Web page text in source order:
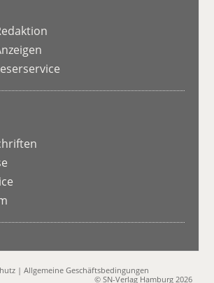
|Allgemeine Geschäftsbedingungen
© SN-Verlag Hamburg 2026